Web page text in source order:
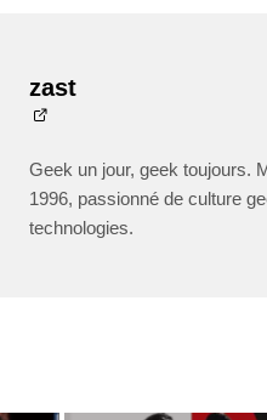
zast
Geek un jour, geek toujours.
1996, passionné de culture
technologies.